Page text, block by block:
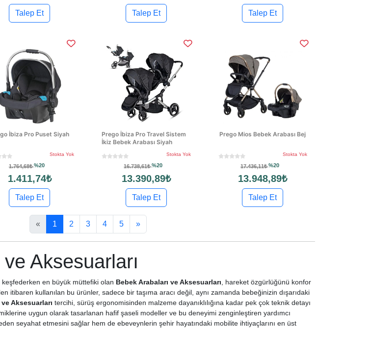
Talep Et Talep Et Talep Et
İbiza Pro Puset Siyah
Stokta Yok
1.764,68₺%20
1.411,74₺
Talep Et
Prego İbiza Pro Travel Sistem
İkiz Bebek Arabası Siyah
Stokta Yok
16.738,61₺%20
13.390,89₺
Talep Et
Prego Mios Bebek Arabası Bej
Stokta Yok
17.436,11₺%20
13.948,89₺
Talep Et
« 1 2 3 4 5 »
Aksesuarları
keşfederken en büyük müttefiki olan Bebek Arabaları ve Aksesuarları , hareket özgürlüğünü konfor
itibaren kullanılan bu ürünler, sadece bir taşıma aracı değil, aynı zamanda bebeğinizin dışarıdaki
Aksesuarları tercihi, sürüş ergonomisinden malzeme dayanıklılığına kadar pek çok teknik detayı
uygun olarak tasarlanan hafif şaseli modeller ve bu deneyimi zenginleştiren yardımcı
seyahat etmesini sağlar hem de ebeveynlerin şehir hayatındaki mobilite ihtiyaçlarını en üst